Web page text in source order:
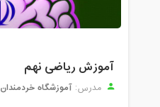
آموزش ریاضی نهم
مدرس: آموزشگاه خردمندان